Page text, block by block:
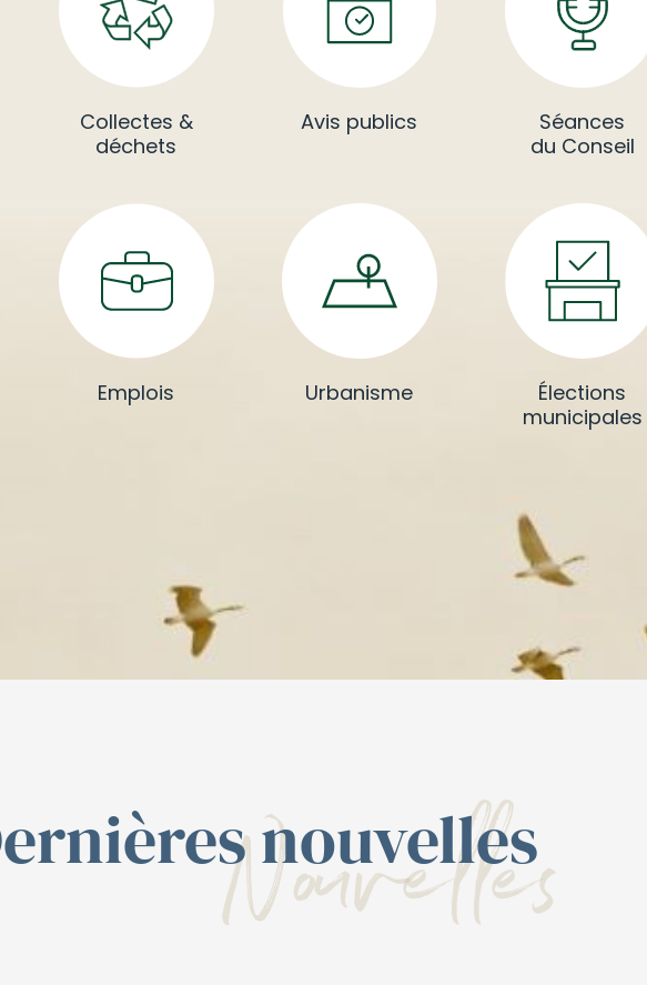
Collectes &
déchets
Avis publics
Séances
du Conseil
Emplois Urbanisme
Élections
municipales
nouvelles
Nouvelles